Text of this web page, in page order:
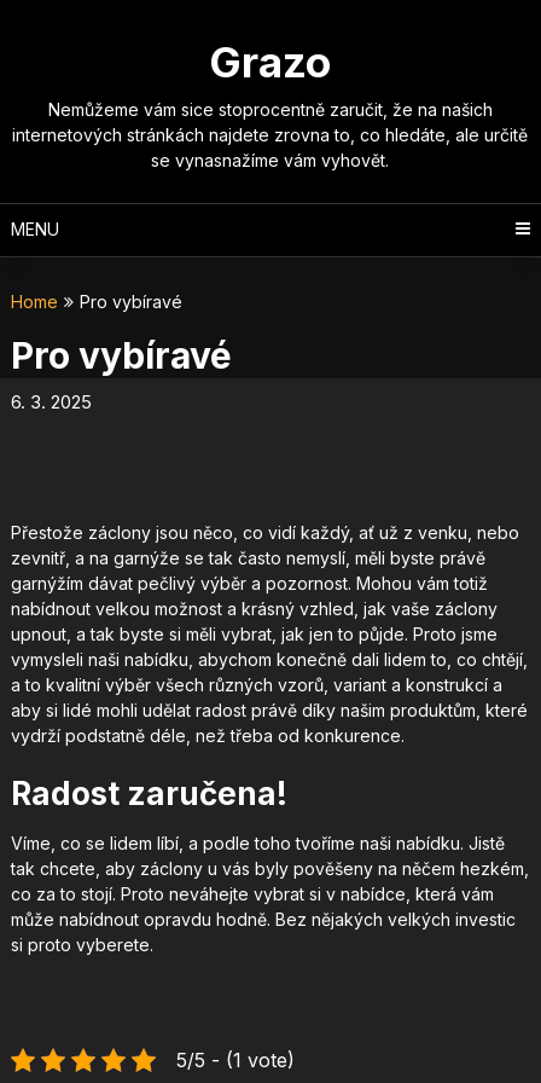
Grazo
Nemůžeme vám sice stoprocentně zaručit, že na našich
internetových stránkách najdete zrovna to, co hledáte, ale určitě
se vynasnažíme vám vyhovět.
MENU
Home Pro vybíravé
Pro vybíravé
6. 3. 2025
Přestože záclony jsou něco, co vidí každý, ať už z venku, nebo
zevnitř, a na garnýže se tak často nemyslí, měli byste právě
garnýžím dávat pečlivý výběr a pozornost. Mohou vám totiž
nabídnout velkou možnost a krásný vzhled, jak vaše záclony
upnout, a tak byste si měli vybrat, jak jen to půjde. Proto jsme
vymysleli naši nabídku, abychom konečně dali lidem to, co chtějí,
a to kvalitní výběr všech různých vzorů, variant a konstrukcí a
aby si lidé mohli udělat radost právě díky našim produktům, které
vydrží podstatně déle, než třeba od konkurence.
Radost zaručena!
Víme, co se lidem líbí, a podle toho tvoříme naši nabídku. Jistě
tak chcete, aby záclony u vás byly pověšeny na něčem hezkém,
co za to stojí. Proto neváhejte vybrat si v nabídce, která vám
může nabídnout opravdu hodně. Bez nějakých velkých investic
si proto vyberete.
5/5 - (1 vote)